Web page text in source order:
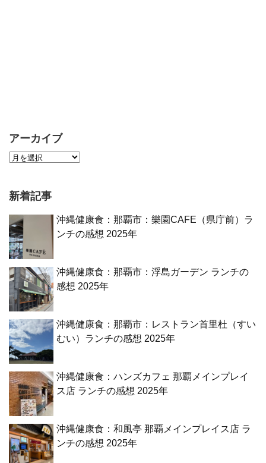
アーカイブ
新着記事
沖縄健康食：那覇市：樂園CAFE（県庁前）ラ
ンチの感想 2025年
沖縄健康食：那覇市：浮島ガーデン ランチの
感想 2025年
沖縄健康食：那覇市：レストラン首里杜（すい
むい）ランチの感想 2025年
沖縄健康食：ハンズカフェ 那覇メインプレイ
ス店 ランチの感想 2025年
沖縄健康食：和風亭 那覇メインプレイス店 ラ
ンチの感想 2025年